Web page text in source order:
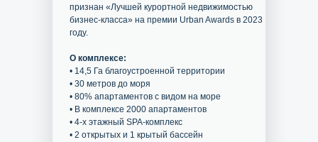
признан «Лучшей курортной недвижимостью
бизнес-класса» на премии Urban Awards в 2023
году.
О комплексе:
• 14,5 Га благоустроенной территории
• 30 метров до моря
• 80% апартаментов с видом на море
• В комплексе 2000 апартаментов
• 4-х этажный SPA-комплекс
• 2 открытых и 1 крытый бассейн